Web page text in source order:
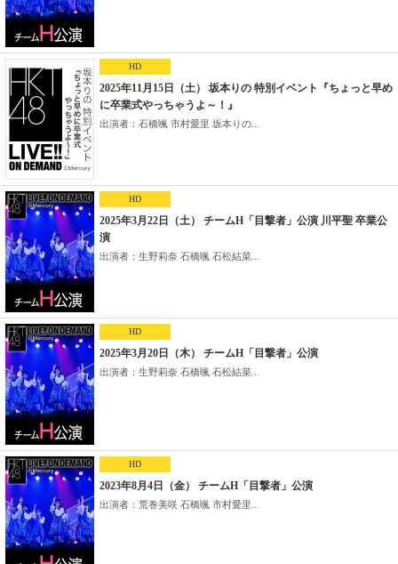
HD
2025年11月15日（土） 坂本りの 特別イベント『ちょっと早め
に卒業式やっちゃうよ～！』
出演者：石橋颯 市村愛里 坂本りの...
HD
2025年3月22日（土） チームH「目撃者」公演 川平聖 卒業公
演
出演者：生野莉奈 石橋颯 石松結菜...
HD
2025年3月20日（木） チームH「目撃者」公演
出演者：生野莉奈 石橋颯 石松結菜...
HD
2023年8月4日（金） チームH「目撃者」公演
出演者：荒巻美咲 石橋颯 市村愛里...